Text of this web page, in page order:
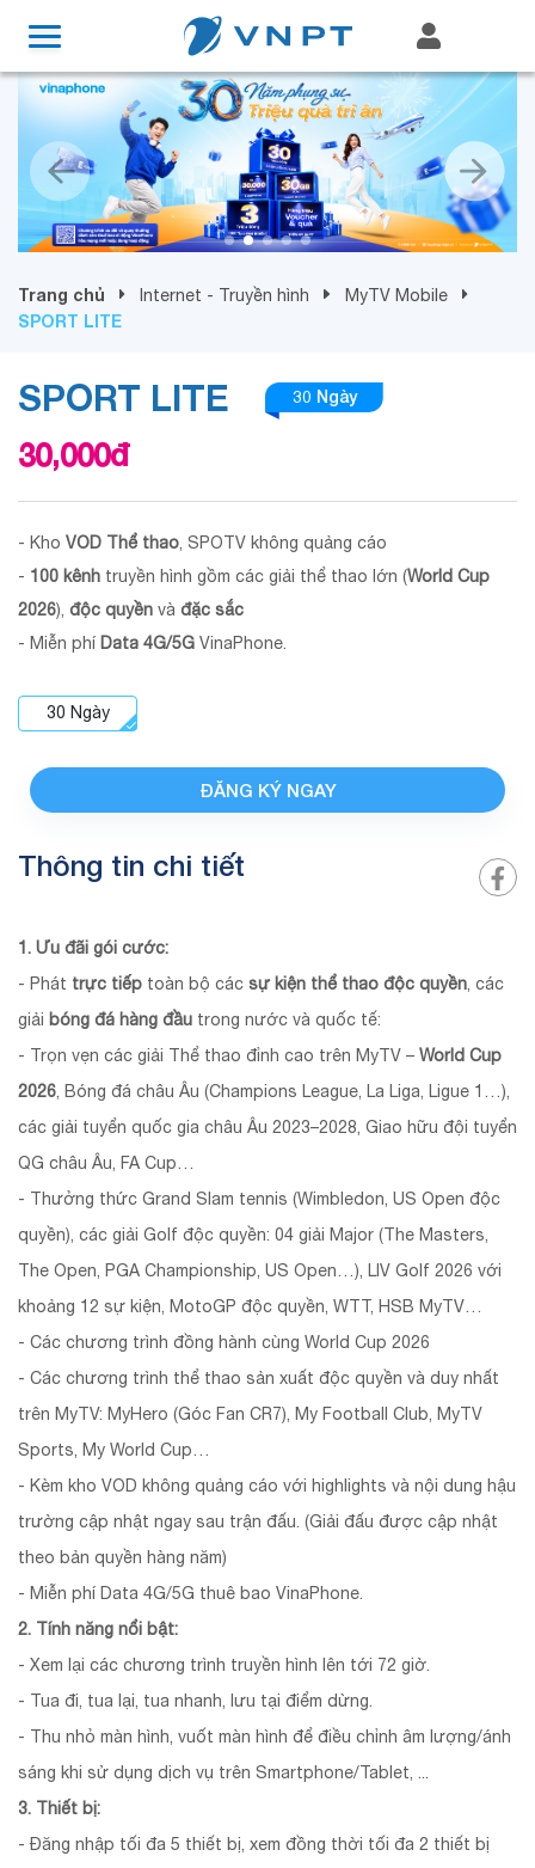
Trang chủ Internet - Truyền hình MyTV Mobile
SPORT LITE
SPORT LITE 30 Ngày
30,000đ
- Kho VOD Thể thao , SPOTV không quảng cáo
- 100 kênh truyền hình gồm các giải thể thao lớn (World Cup
2026), độc quyền và đặc sắc
- Miễn phí Data 4G/5G VinaPhone.
30 Ngày
ĐĂNG KÝ NGAY
Thông tin chi tiết
1. Ưu đãi gói cước:
- Phát trực tiếp toàn bộ các sự kiện thể thao độc quyền , các
giải bóng đá hàng đầu trong nước và quốc tế:
- Trọn vẹn các giải Thể thao đỉnh cao trên MyTV – World Cup
2026 , Bóng đá châu Âu (Champions League, La Liga, Ligue 1…),
các giải tuyển quốc gia châu Âu 2023–2028, Giao hữu đội tuyển
QG châu Âu, FA Cup…
- Thưởng thức Grand Slam tennis (Wimbledon, US Open độc
quyền), các giải Golf độc quyền: 04 giải Major (The Masters,
The Open, PGA Championship, US Open…), LIV Golf 2026 với
khoảng 12 sự kiện, MotoGP độc quyền, WTT, HSB MyTV…
- Các chương trình đồng hành cùng World Cup 2026
- Các chương trình thể thao sản xuất độc quyền và duy nhất
trên MyTV: MyHero (Góc Fan CR7), My Football Club, MyTV
Sports, My World Cup…
- Kèm kho VOD không quảng cáo với highlights và nội dung hậu
trường cập nhật ngay sau trận đấu. (Giải đấu được cập nhật
theo bản quyền hàng năm)
- Miễn phí Data 4G/5G thuê bao VinaPhone.
2. Tính năng nổi bật:
- Xem lại các chương trình truyền hình lên tới 72 giờ.
- Tua đi, tua lại, tua nhanh, lưu tại điểm dừng.
- Thu nhỏ màn hình, vuốt màn hình để điều chỉnh âm lượng/ánh
sáng khi sử dụng dịch vụ trên Smartphone/Tablet, ...
3. Thiết bị:
- Đăng nhập tối đa 5 thiết bị, xem đồng thời tối đa 2 thiết bị